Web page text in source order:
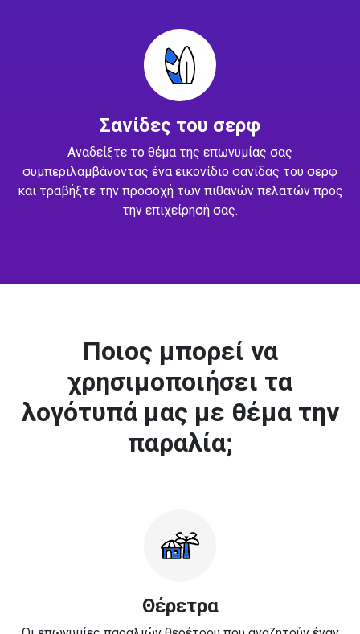
Σανίδες του σερφ
Αναδείξτε το θέμα της επωνυμίας σας
συμπεριλαμβάνοντας ένα εικονίδιο σανίδας του σερφ
και τραβήξτε την προσοχή των πιθανών πελατών προς
την επιχείρησή σας.
Ποιος μπορεί να
χρησιμοποιήσει τα
λογότυπά μας με θέμα την
παραλία;
Θέρετρα